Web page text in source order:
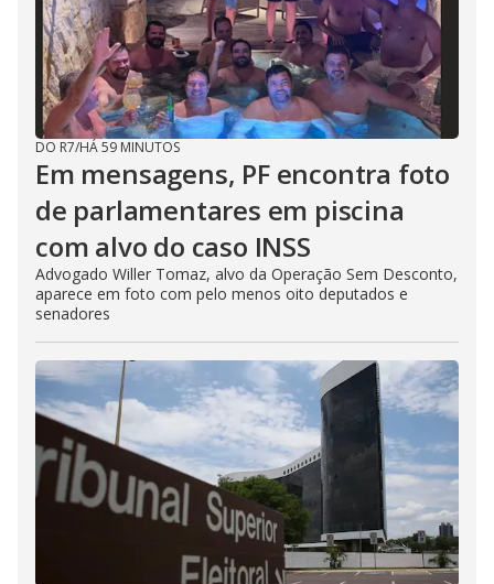
e
o
DO R7/HÁ 59 MINUTOS
Em mensagens, PF encontra foto
de parlamentares em piscina
com alvo do caso INSS
Advogado Willer Tomaz, alvo da Operação Sem Desconto,
aparece em foto com pelo menos oito deputados e
senadores